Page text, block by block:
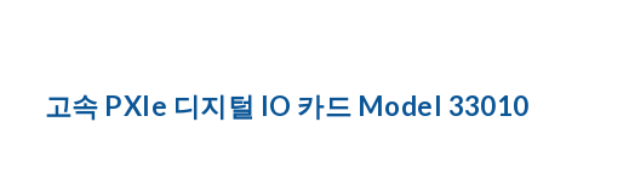
고속 PXIe 디지털 IO 카드 Model 33010